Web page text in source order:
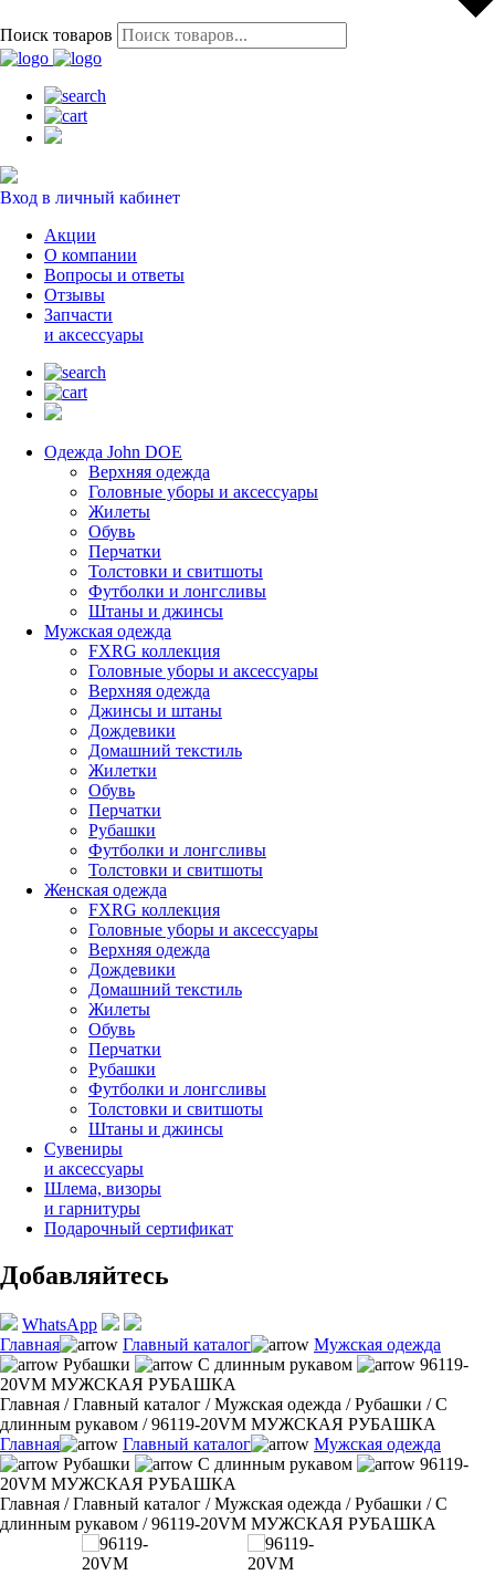
Поиск товаров
Вход в личный кабинет
Акции
О компании
Вопросы и ответы
Отзывы
Запчасти
и аксессуары
Одежда John DOE
Верхняя одежда
Головные уборы и аксессуары
Жилеты
Обувь
Перчатки
Толстовки и свитшоты
Футболки и лонгсливы
Штаны и джинсы
Мужская одежда
FXRG коллекция
Головные уборы и аксессуары
Верхняя одежда
Джинсы и штаны
Дождевики
Домашний текстиль
Жилетки
Обувь
Перчатки
Рубашки
Футболки и лонгсливы
Толстовки и свитшоты
Женская одежда
FXRG коллекция
Головные уборы и аксессуары
Верхняя одежда
Дождевики
Домашний текстиль
Жилеты
Обувь
Перчатки
Рубашки
Футболки и лонгсливы
Толстовки и свитшоты
Штаны и джинсы
Сувениры
и аксессуары
Шлема, визоры
и гарнитуры
Подарочный сертификат
Добавляйтесь
WhatsApp
Главная
Главный каталог
Мужская одежда
Рубашки
С длинным рукавом
96119-
20VM МУЖСКАЯ РУБАШКА
Главная /Главный каталог /Мужская одежда /Рубашки /С
длинным рукавом /96119-20VM МУЖСКАЯ РУБАШКА
Главная
Главный каталог
Мужская одежда
Рубашки
С длинным рукавом
96119-
20VM МУЖСКАЯ РУБАШКА
Главная /Главный каталог /Мужская одежда /Рубашки /С
длинным рукавом /96119-20VM МУЖСКАЯ РУБАШКА